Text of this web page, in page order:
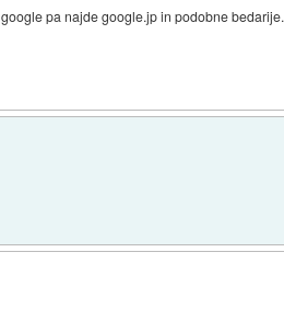
pa najde google.jp in podobne bedarije.